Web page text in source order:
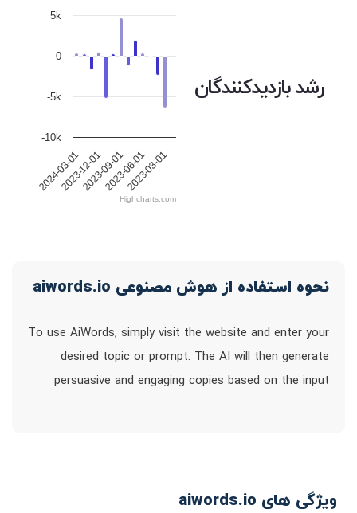
رشد بازدیدکنندگان
2024-03-01
2023-12-012023-09-012023-06-012023-03-01
-5k
0
5k
-10k
Highcharts.com
نحوه استفاده از هوش مصنوعی aiwords.io
To use AiWords, simply visit the website and enter your
desired topic or prompt. The AI will then generate
persuasive and engaging copies based on the input
ویژگی های aiwords.io